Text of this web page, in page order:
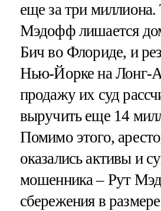
еще за три
Мэдофф лишается
Бич во Флориде, и
Нью-Йорке на Лонг-
продажу их суд
выручить еще 14
Помимо этого,
оказались активы и
мошенника – Рут
сбережения в